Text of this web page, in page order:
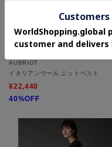
AUBRIOT
イタリアンウール ニットベスト
¥22,440
40%OFF